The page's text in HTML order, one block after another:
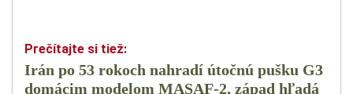
Irán po 53 rokoch nahradí útočnú pušku G3
domácim modelom MASAF-2, západ hľadá